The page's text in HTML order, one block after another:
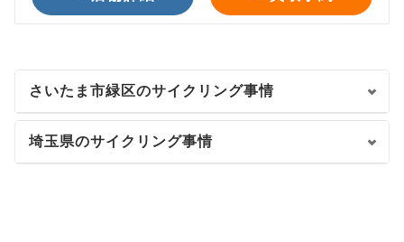
さいたま市緑区のサイクリング事情
埼玉県のサイクリング事情